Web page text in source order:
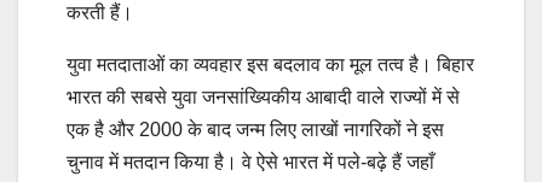
करती हैं।
युवा मतदाताओं का व्यवहार इस बदलाव का मूल तत्व है। बिहार
भारत की सबसे युवा जनसांख्यिकीय आबादी वाले राज्यों में से
एक है और 2000 के बाद जन्म लिए लाखों नागरिकों ने इस
चुनाव में मतदान किया है। वे ऐसे भारत में पले-बढ़े हैं जहाँ